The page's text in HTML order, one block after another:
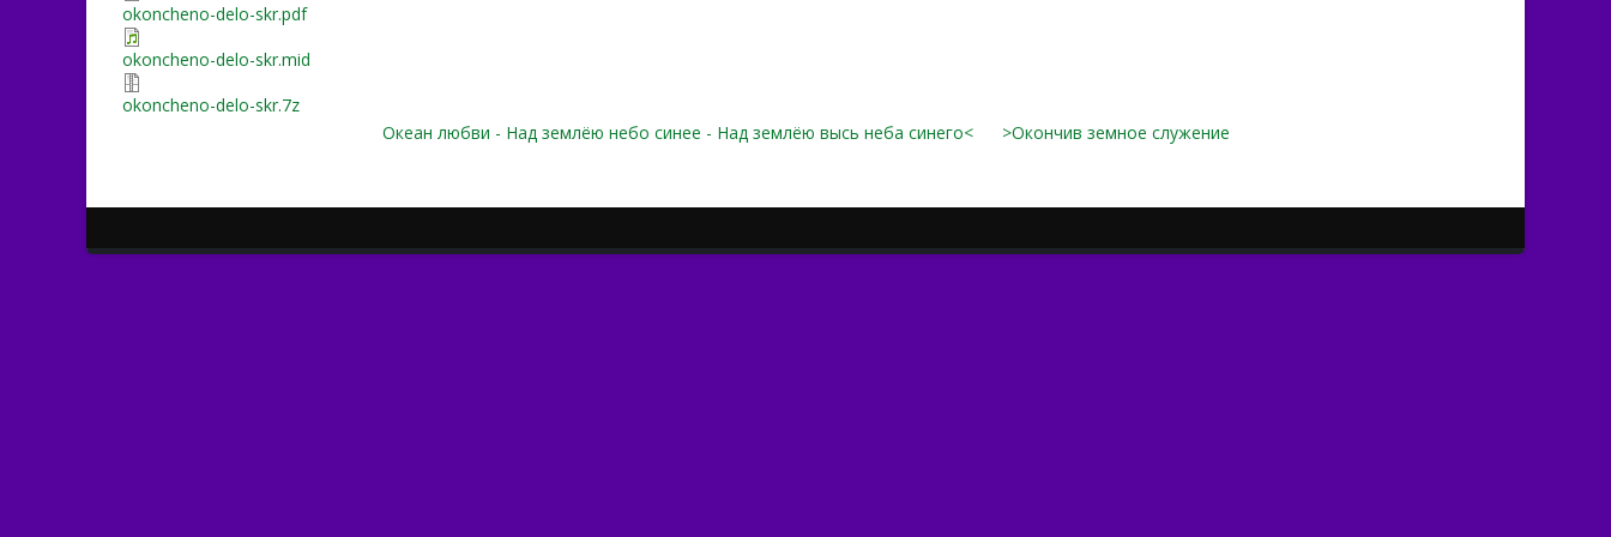
okoncheno-delo-skr.pdf
okoncheno-delo-skr.mid
okoncheno-delo-skr.7z
Океан любви - Над землёю небо синее - Над землёю высь неба синего<
>Окончив земное служение